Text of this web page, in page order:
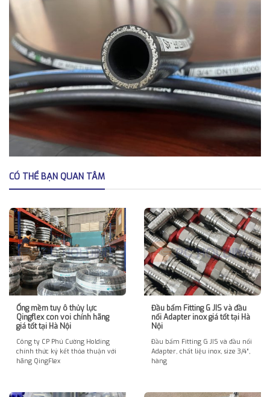
CÓ THỂ BẠN QUAN TÂM
Ống mềm tuy ô thủy lực
Qingflex con voi chính hãng
giá tốt tại Hà Nội
Công ty CP Phú Cường Holding
chính thức ký kết thỏa thuận với
hãng QingFlex
Đầu bấm Fitting G JIS và đầu
nối Adapter inox giá tốt tại Hà
Nội
Đầu bấm Fitting G JIS và đầu nối
Adapter, chất liệu inox, size 3/4″,
hàng